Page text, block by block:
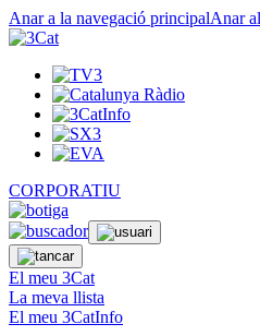
Anar a la navegació principalAnar
CORPORATIU
El meu 3Cat
La meva llista
El meu 3CatInfo